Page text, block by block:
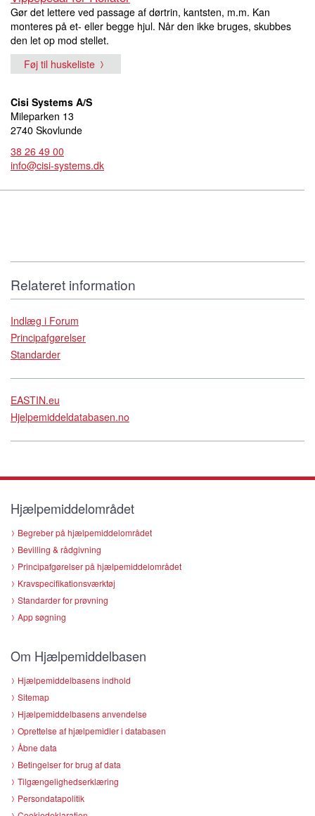
Gør det lettere ved passage af dørtrin, kantsten, m.m. Kan
monteres på et- eller begge hjul. Når den ikke bruges, skubbes
den let op mod stellet.
Føj til huskeliste
Cisi Systems A/S
Mileparken 13
2740 Skovlunde
38 26 49 00
info@cisi-systems.dk
Relateret information
Indlæg i Forum
Principafgørelser
Standarder
EASTIN.eu
Hjelpemiddeldatabasen.no
Hjælpemiddelområdet
Begreber på hjælpemiddelområdet
Bevilling & rådgivning
Principafgørelser på hjælpemiddelområdet
Kravspecifikationsværktøj
Standarder for prøvning
App søgning
Om Hjælpemiddelbasen
Hjælpemiddelbasens indhold
Sitemap
Hjælpemiddelbasens anvendelse
Oprettelse af hjælpemidler i databasen
Åbne data
Betingelser for brug af data
Tilgængelighedserklæring
Persondatapolitik